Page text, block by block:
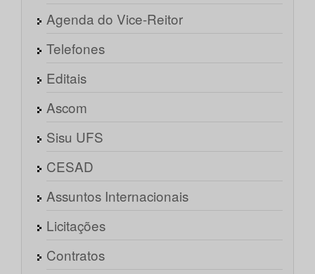
Agenda do Vice-Reitor
Telefones
Editais
Ascom
Sisu UFS
CESAD
Assuntos Internacionais
Licitações
Contratos